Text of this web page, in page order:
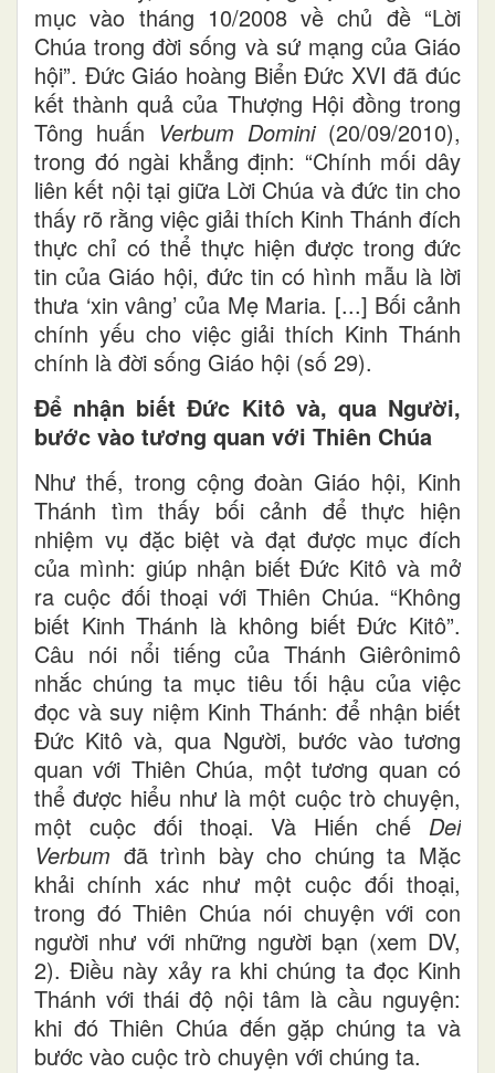
mục vào tháng 10/2008 về chủ đề “Lời
Chúa trong đời sống và sứ mạng của Giáo
hội”. Đức Giáo hoàng Biển Đức XVI đã đúc
kết thành quả của Thượng Hội đồng trong
Tông huấn Verbum Domini(20/09/2010),
trong đó ngài khẳng định: “Chính mối dây
liên kết nội tại giữa Lời Chúa và đức tin cho
thấy rõ rằng việc giải thích Kinh Thánh đích
thực chỉ có thể thực hiện được trong đức
tin của Giáo hội, đức tin có hình mẫu là lời
thưa ‘xin vâng’ của Mẹ Maria. [...] Bối cảnh
chính yếu cho việc giải thích Kinh Thánh
chính là đời sống Giáo hội (số 29).
Để nhận biết Đức Kitô và, qua Người,
bước vào tương quan với Thiên Chúa
Như thế, trong cộng đoàn Giáo hội, Kinh
Thánh tìm thấy bối cảnh để thực hiện
nhiệm vụ đặc biệt và đạt được mục đích
của mình: giúp nhận biết Đức Kitô và mở
ra cuộc đối thoại với Thiên Chúa. “Không
biết Kinh Thánh là không biết Đức Kitô”.
Câu nói nổi tiếng của Thánh Giêrônimô
nhắc chúng ta mục tiêu tối hậu của việc
đọc và suy niệm Kinh Thánh: để nhận biết
Đức Kitô và, qua Người, bước vào tương
quan với Thiên Chúa, một tương quan có
thể được hiểu như là một cuộc trò chuyện,
một cuộc đối thoại. Và Hiến chế Dei
Verbum đã trình bày cho chúng ta Mặc
khải chính xác như một cuộc đối thoại,
trong đó Thiên Chúa nói chuyện với con
người như với những người bạn (xem DV,
2). Điều này xảy ra khi chúng ta đọc Kinh
Thánh với thái độ nội tâm là cầu nguyện:
khi đó Thiên Chúa đến gặp chúng ta và
bước vào cuộc trò chuyện với chúng ta.